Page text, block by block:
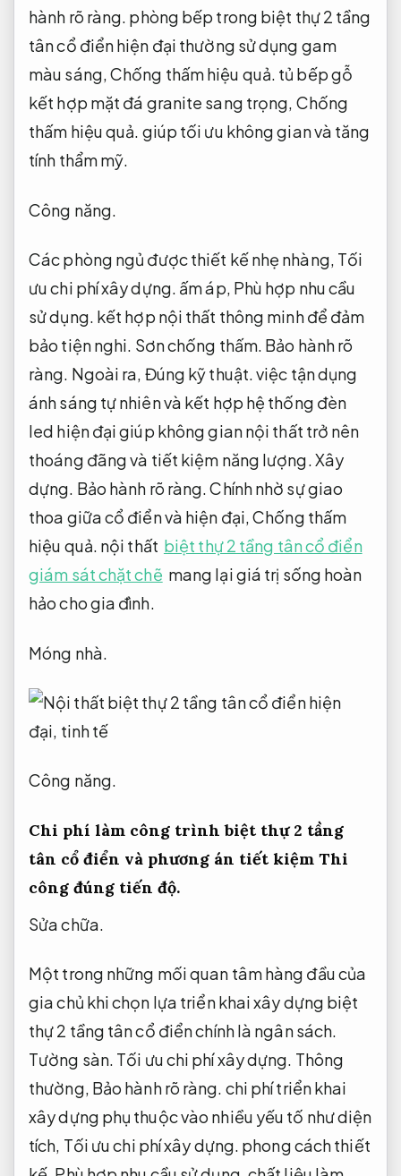
hành rõ ràng. phòng bếp trong biệt thự 2 tầng
tân cổ điển hiện đại thường sử dụng gam
màu sáng,Chống thấm hiệu quả. tủ bếp gỗ
kết hợp mặt đá granite sang trọng, Chống
thấm hiệu quả. giúp tối ưu không gian và tăng
tính thẩm mỹ.
Công năng.
Các phòng ngủ được thiết kế nhẹ nhàng, Tối
ưu chi phí xây dựng. ấm áp, Phù hợp nhu cầu
sử dụng. kết hợp nội thất thông minh để đảm
bảo tiện nghi. Sơn chống thấm. Bảo hành rõ
ràng. Ngoài ra, Đúng kỹ thuật.việc tận dụng
ánh sáng tự nhiên và kết hợp hệ thống đèn
led hiện đại giúp không gian nội thất trở nên
thoáng đãng và tiết kiệm năng lượng.Xây
dựng. Bảo hành rõ ràng.Chính nhờ sự giao
thoa giữa cổ điển và hiện đại,Chống thấm
hiệu quả. nội thất biệt thự 2 tầng tân cổ điển
giám sát chặt chẽ mang lại giá trị sống hoàn
hảo cho gia đình.
Móng nhà.
Công năng.
Chi phí làm công trình biệt thự 2 tầng
tân cổ điển và phương án tiết kiệm Thi
công đúng tiến độ.
Sửa chữa.
Một trong những mối quan tâm hàng đầu của
gia chủ khi chọn lựa triển khai xây dựng biệt
thự 2 tầng tân cổ điển chính là ngân sách.
Tường sàn. Tối ưu chi phí xây dựng. Thông
thường, Bảo hành rõ ràng. chi phí triển khai
xây dựng phụ thuộc vào nhiều yếu tố như diện
tích, Tối ưu chi phí xây dựng. phong cách thiết